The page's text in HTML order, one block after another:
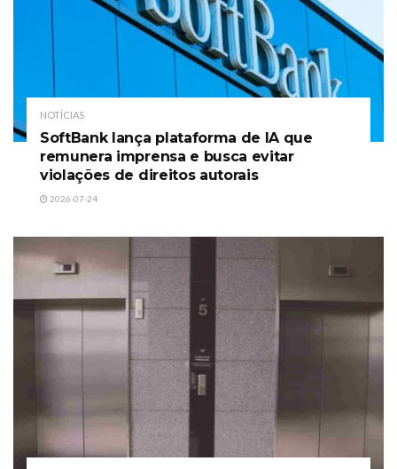
NOTÍCIAS
SoftBank lança plataforma de IA que
remunera imprensa e busca evitar
violações de direitos autorais
2026-07-24